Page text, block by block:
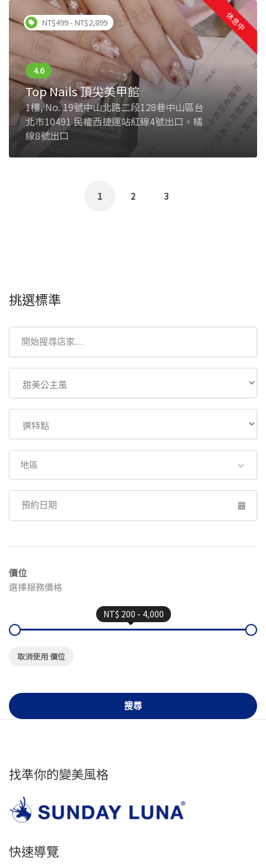
NT$499 - NT$2,899 休息中
Top Nails 頂尖美甲館
1樓, No. 19號中山北路二段128巷中山區台
北市10491 民權西捷運站紅線4號出口，橘
線8號出口
1 2 3
挑選標準
地區
價位
選擇服務價格
NT$ 200 - 4,000
取消使用 價位
搜尋
找準你的變美風格
快速導覽